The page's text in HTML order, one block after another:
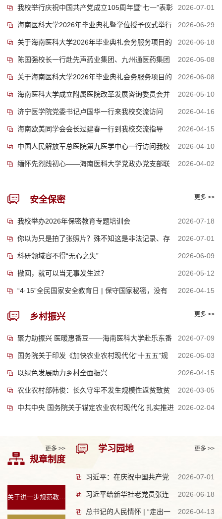
开“十五五”专项规划及... 2026-07-01
我校举行庆祝中国共产党成立105周年暨“七一”表彰
大会 2026-06-29
海南医科大学2026年毕业典礼暨学位授予仪式举行
2026-06-18
关于海南医科大学2026年毕业典礼会务服务项目的
成交公告 2026-06-08
陈国强校长一行赴先声药业集团、九州通医药集团
开展合作交流 2026-06-08
关于海南医科大学2026年毕业典礼会务服务项目的
磋商公告 2026-05-10
海南医科大学成立附属医院改革发展咨询委员会并
举行首次研讨会 2026-04-16
济宁医学院党委书记卢国华一行来我校交流访问
2026-04-15
海南欧美同学会会长过建春一行到我校交流指导
2026-04-10
中国人民解放军总医院第九医学中心一行访问我校
2026-04-02
缅怀先烈践初心——海南医科大学党政办党支部联
更多 >>
安全保密
2026-07-18
我校举办2026年保密教育专题培训会
2026-07-01
你以为只是拍了张照片？殊不知这是非法记录、存
储国家秘密 2026-06-09
科研领域容不得“无心之失”
2026-05-12
撤回，就可以当无事发生过？
2026-04-15
“4·15”全民国家安全教育日 | 保守国家秘密，没有
更多 >>
乡村振兴
2026-07-09
聚力助振兴 医暖惠番豆——海南医科大学赴乐东番
豆村开展乡村振兴... 2026-06-03
国务院关于印发《加快农业农村现代化“十五五”规
划》的通知 2026-04-15
以绿色发展助力乡村全面振兴
2026-03-05
农业农村部韩俊：长久守牢不发生规模性返贫致贫
的底线 2026-02-04
中共中央 国务院关于锚定农业农村现代化 扎实推进
更多 >>
规章制度
更多 >>
学习园地
2026-07-01
习近平：在庆祝中国共产党
成立105周年大会上的讲话 2026-06-18
习近平给新华社老党员张连
生回信强调 传承红色基因... 2026-04-13
总书记的人民情怀 | “走出一